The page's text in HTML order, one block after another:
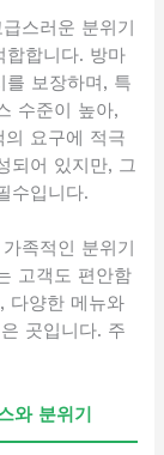
스러운 분위기
합합니다. 방마
를 보장하며, 특
수준이 높아,
요구에 적극
되어 있지만, 그
수입니다.
족적인 분위기
고객도 편안함
다양한 메뉴와
곳입니다. 주
와 분위기